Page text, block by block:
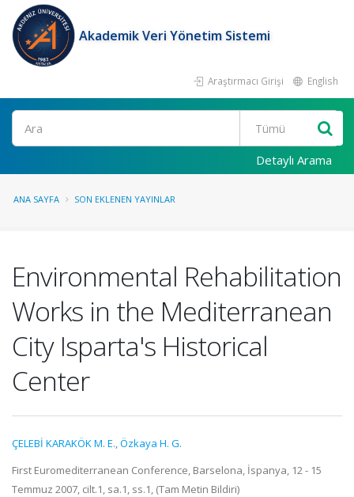
Akademik Veri Yönetim Sistemi
Araştırmacı Girişi English
Ara
Detaylı Arama
ANA SAYFA SON EKLENEN YAYINLAR
Environmental Rehabilitation
Works in the Mediterranean
City Isparta's Historical
Center
ÇELEBİ KARAKÖK M. E.,Özkaya H. G.
First Euromediterranean Conference, Barselona, İspanya, 12 - 15
Temmuz 2007, cilt.1, sa.1, ss.1, (Tam Metin Bildiri)